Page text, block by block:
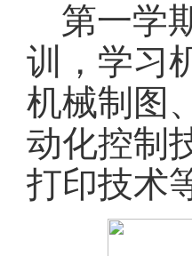
第一学
训，学习
机械制图
动化控制
打印技术